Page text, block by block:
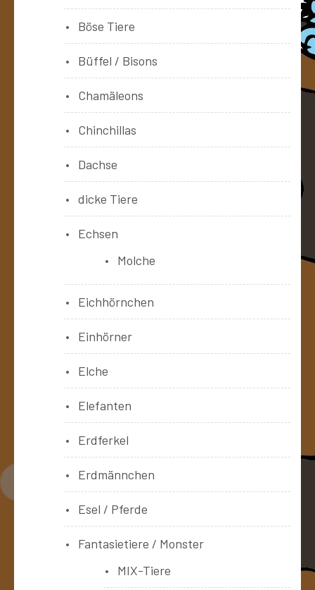
Böse Tiere
Büffel / Bisons
Chamäleons
Chinchillas
Dachse
dicke Tiere
Echsen
Molche
Eichhörnchen
Einhörner
Elche
Elefanten
Erdferkel
Erdmännchen
Esel / Pferde
Fantasietiere / Monster
MIX-Tiere